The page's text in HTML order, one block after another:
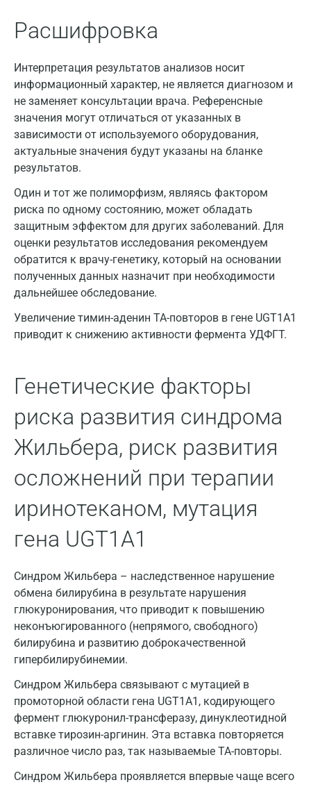
Расшифровка
Интерпретация результатов анализов носит
информационный характер, не является диагнозом и
не заменяет консультации врача. Референсные
значения могут отличаться от указанных в
зависимости от используемого оборудования,
актуальные значения будут указаны на бланке
результатов.
Один и тот же полиморфизм, являясь фактором
риска по одному состоянию, может обладать
защитным эффектом для других заболеваний. Для
оценки результатов исследования рекомендуем
обратится к врачу-генетику, который на основании
полученных данных назначит при необходимости
дальнейшее обследование.
Увеличение тимин-аденин ТА-повторов в гене UGT1A1
приводит к снижению активности фермента УДФГТ.
Генетические факторы
риска развития синдрома
Жильбера, риск развития
осложнений при терапии
иринотеканом, мутация
гена UGT1A1
Синдром Жильбера – наследственное нарушение
обмена билирубина в результате нарушения
глюкуронирования, что приводит к повышению
неконъюгированного (непрямого, свободного)
билирубина и развитию доброкачественной
гипербилирубинемии.
Синдром Жильбера связывают с мутацией в
промоторной области гена UGT1A1, кодирующего
фермент глюкуронил-трансферазу, динуклеотидной
вставке тирозин-аргинин. Эта вставка повторяется
различное число раз, так называемые ТА-повторы.
Синдром Жильбера проявляется впервые чаще всего
Санкт-Петербург
Казань
Альметьевск
Апрелевка
Барнаул
Брянск
Великий Новгород
Видное
Владимир
Волгоград
Волжский
Вологда